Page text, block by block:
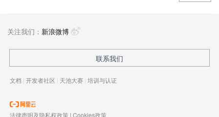
关注我们： 新浪微博
联系我们
文档 | 开发者社区 | 天池大赛 | 培训与认证
法律声明及隐私权政策 | Cookies政策